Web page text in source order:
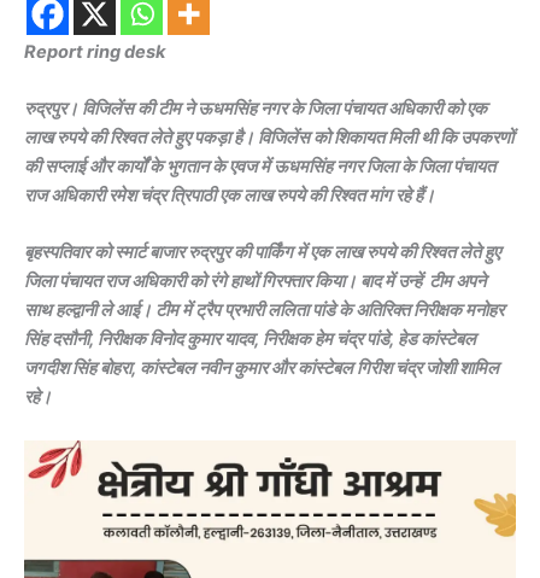
Report ring desk
रुद्रपुर। विजिलेंस की टीम ने ऊधमसिंह नगर के जिला पंचायत अधिकारी को एक
लाख रुपये की रिश्वत लेते हुए पकड़ा है। विजिलेंस को शिकायत मिली थी कि उपकरणों
की सप्लाई और कार्यों के भुगतान के एवज में ऊधमसिंह नगर जिला के जिला पंचायत
राज अधिकारी रमेश चंद्र त्रिपाठी एक लाख रुपये की रिश्वत मांग रहे हैं।
बृहस्पतिवार को स्मार्ट बाजार रुद्रपुर की पार्किंग में एक लाख रुपये की रिश्वत लेते हुए
जिला पंचायत राज अधिकारी को रंगे हाथों गिरफ्तार किया। बाद में उन्हें टीम अपने
साथ हल्द्वानी ले आई। टीम में ट्रैप प्रभारी ललिता पांडे के अतिरिक्त निरीक्षक मनोहर
सिंह दसौनी, निरीक्षक विनोद कुमार यादव, निरीक्षक हेम चंद्र पांडे, हेड कांस्टेबल
जगदीश सिंह बोहरा, कांस्टेबल नवीन कुमार और कांस्टेबल गिरीश चंद्र जोशी शामिल
रहे।